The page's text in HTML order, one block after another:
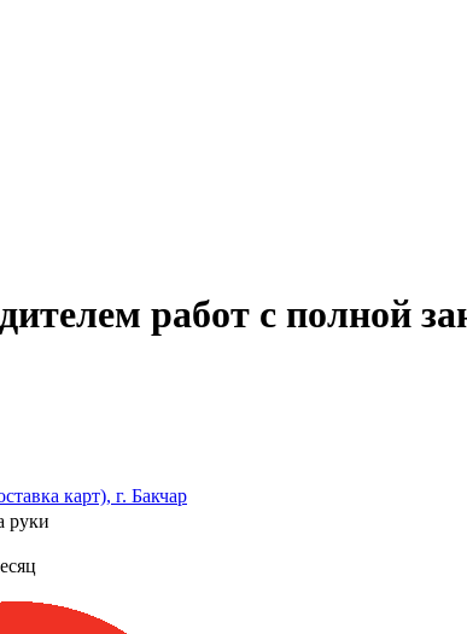
работ с полной
карт), г. Бакчар
руки